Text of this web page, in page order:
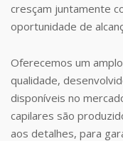
cresçam juntamente
oportunidade de
Oferecemos um
qualidade,
disponíveis no
capilares são
aos detalhes, para